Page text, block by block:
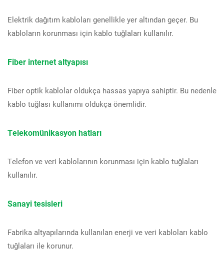
Elektrik dağıtım kabloları genellikle yer altından geçer. Bu
kabloların korunması için kablo tuğlaları kullanılır.
Fiber internet altyapısı
Fiber optik kablolar oldukça hassas yapıya sahiptir. Bu nedenle
kablo tuğlası kullanımı oldukça önemlidir.
Telekomünikasyon hatları
Telefon ve veri kablolarının korunması için kablo tuğlaları
kullanılır.
Sanayi tesisleri
Fabrika altyapılarında kullanılan enerji ve veri kabloları kablo
tuğlaları ile korunur.